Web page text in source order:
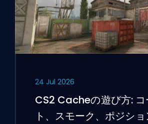
24 Jul 2026
CS2 Cacheの遊び方: コ
ト、スモーク、ポジショ